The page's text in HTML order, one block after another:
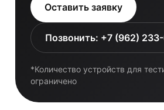
Оставить заявку
Позвонить: +7 (962)
*Количество устройств для
ограничено